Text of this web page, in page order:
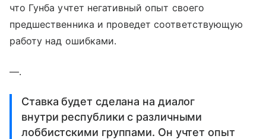
что Гунба учтет негативный опыт своего
предшественника и проведет соответствующую
работу над ошибками.
—.
Ставка будет сделана на диалог
внутри республики с различными
лоббистскими группами. Он учтет опыт